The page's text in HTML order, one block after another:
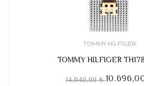
TOMMY HILFIGER
TOMMY HILFIGER
14.040,00 ₺